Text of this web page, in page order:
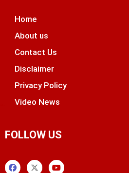
Home
About us
Contact Us
Disclaimer
Privacy Policy
Video News
FOLLOW US